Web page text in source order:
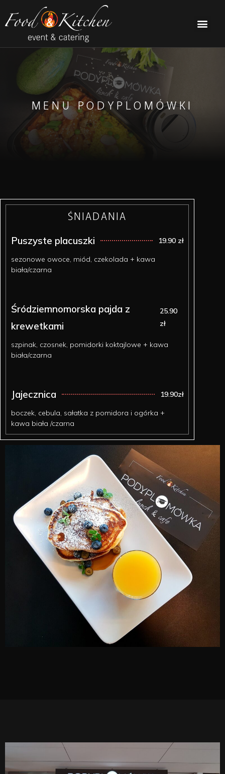
MENU PODYPLOMÓWKI
ŚNIADANIA
Puszyste placuszki 19.90 zł
sezonowe owoce, miód, czekolada + kawa
biała/czarna
Śródziemnomorska pajda z
krewetkami
25.90
zł
szpinak, czosnek, pomidorki koktajlowe + kawa
biała/czarna
Jajecznica 19.90zł
boczek, cebula, sałatka z pomidora i ogórka +
kawa biała /czarna